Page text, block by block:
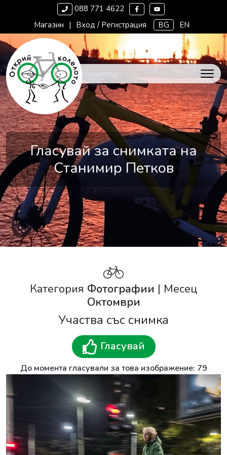
088 771 4622
Магазин | Вход / Регистрация BG EN
Гласувай за снимката на
Станимир Петков
Категория Фотографии | Месец
Октомври
Участва със снимка
Гласувай
До момента гласували за това изображение: 79